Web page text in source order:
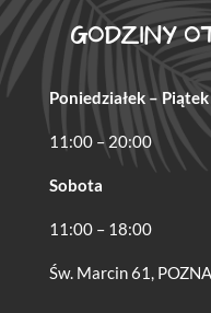
GODZINY
Poniedziałek – Piątek
11:00 – 20:00
Sobota
11:00 – 18:00
Św. Marcin 61,